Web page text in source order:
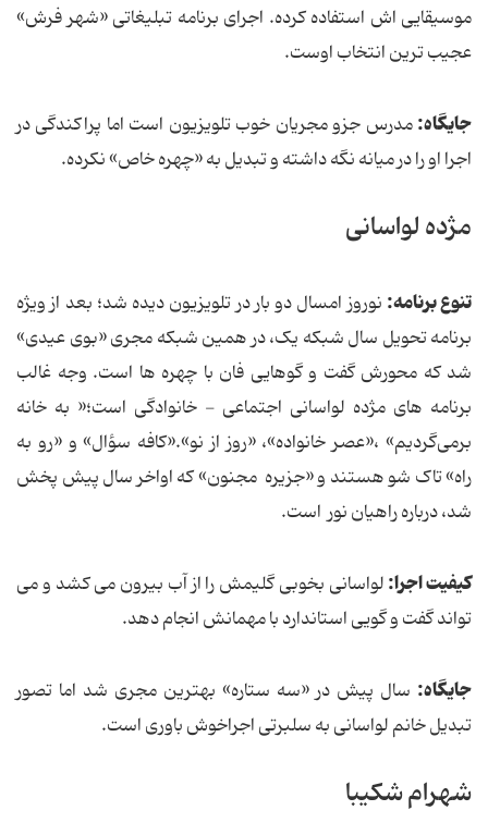
موسیقایی اش استفاده کرده. اجرای برنامه تبلیغاتی «شهر فرش»
عجیب ترین انتخاب اوست.
جایگاه:مدرس جزو مجریان خوب تلویزیون است اما پراکندگی در
اجرا او را در میانه نگه داشته و تبدیل به «چهره خاص» نکرده.
مژده لواسانی
تنوع برنامه: نوروز امسال دو بار در تلویزیون دیده شد؛ بعد از ویژه
برنامه تحویل سال شبکه یک، در همین شبکه مجری «بوی عیدی»
شد که محورش گفت و گوهایی فان با چهره ها است. وجه غالب
برنامه های مژده لواسانی اجتماعی - خانوادگی است؛« به خانه
برمی‌گردیم» ،«عصر خانواده»، «روز از نو».«کافه سؤال» و «رو به
راه» تاک شو هستند و «جزیره مجنون» که اواخر سال پیش پخش
شد، درباره راهیان نور است.
کیفیت اجرا:لواسانی بخوبی گلیمش را از آب بیرون می کشد و می
تواند گفت و گویی استاندارد با مهمانش انجام دهد.
جایگاه: سال پیش در «سه ستاره» بهترین مجری شد اما تصور
تبدیل خانم لواسانی به سلبرتی اجراخوش باوری است.
شهرام شکیبا